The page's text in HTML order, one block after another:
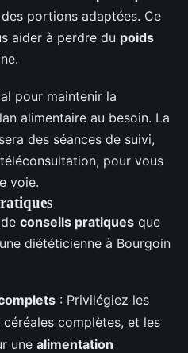
portions adaptées. Ce
aider à perdre du poids
pour maintenir la
alimentaire au besoin. La
des séances de suivi,
pour vous
voie.
conseils pratiques que
diététicienne à Bourgoin
: Privilégiez les
complètes, et les
une alimentation